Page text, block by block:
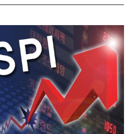
o
o
t
o
i
n